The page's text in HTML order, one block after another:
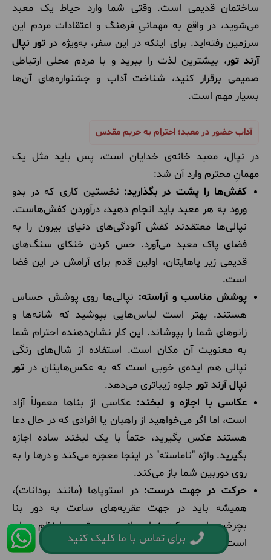
ساختمان قدیمی است. وقتی شما وارد حیاط یک معبد
می‌شوید، در واقع به مهمانیِ فرهنگ و اعتقادات مردم این
سرزمین رفته‌اید. برای اینکه در این سفر، به‌ویژه در تور نپال
آرند تور، بیشترین لذت را ببرید و با مردم محلی ارتباطی
صمیمی برقرار کنید، شناخت آداب و جشنواره‌های آن‌ها
بسیار مهم است.
آداب حضور در معبد؛ احترام به حریم مقدس
در نپال، معبد خانه‌ی خدایان است، پس باید مثل یک
مهمانِ محترم وارد آن شد:
کفش‌ها را پشت در بگذارید: نخستین کاری که در بدو
ورود به هر معبد باید انجام دهید، درآوردن کفش‌هاست.
نپالی‌ها معتقدند کفش آلودگی‌های دنیای بیرون را به
فضای پاک معبد می‌آورد. حس کردن خنکای سنگ‌های
قدیمی زیر پاهایتان، اولین قدم برای آرامش در این فضا
است.
پوشش مناسب و آراسته: نپالی‌ها روی پوشش حساس
هستند. بهتر است لباس‌هایی بپوشید که شانه‌ها و
زانوهای شما را بپوشاند. این کار نشان‌دهنده احترام شما
به معنویت آن مکان است. استفاده از شال‌های رنگی
نپالی هم ایده‌ی خوبی است که به عکس‌هایتان در تور
نپال آرند تور جلوه زیباتری می‌دهد.
عکاسی با اجازه و لبخند: عکاسی از بناها معمولاً آزاد
است، اما اگر می‌خواهید از راهبان یا افرادی که در حال دعا
هستند عکس بگیرید، حتماً با یک لبخند ساده اجازه
بگیرید. واژه "ناماسته" در اینجا معجزه می‌کند و درها را به
روی دوربین شما باز می‌کند.
حرکت در جهت درست: در استوپاها (مانند بودانات)،
همیشه باید در جهت عقربه‌های ساعت به دور بنا
بچرخید. این حرکت نمادی از همسو شدن با نظم جهان
است.
برای تماس با ما کلیک کنید